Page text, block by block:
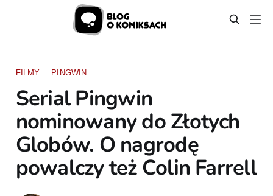
FILMY PINGWIN
Serial Pingwin
nominowany do Złotych
Globów. O nagrodę
powalczy też Colin Farrell